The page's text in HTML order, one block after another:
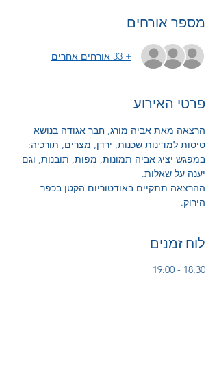
מספר אורחים
+ 33 אורחים אחרים
פרטי האירוע
הרצאה מאת אביה מורג, חבר אגודה בנושא
טיסות למדינות שכנות, ירדן, מצרים, תורכיה:
במפגש יציג אביה תמונות, מפות, תובנות, וגם
יענה על שאלות.
ההרצאה תתקיים באודטוריום הקטן בכפר
הירוק.
לוח זמנים
18:30 - 19:00